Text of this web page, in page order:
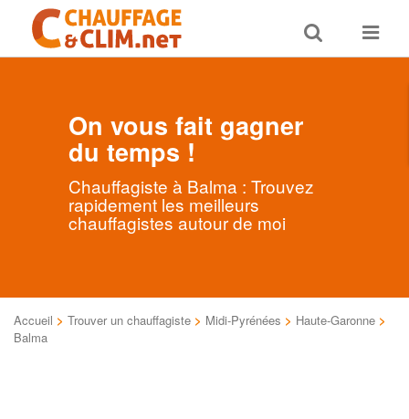
Toggle
search
Toggle
On vous fait gagner
du temps !
Chauffagiste à Balma : Trouvez
rapidement les meilleurs
chauffagistes autour de moi
Accueil > Trouver un chauffagiste > Midi-Pyrénées > Haute-Garonne >
Balma